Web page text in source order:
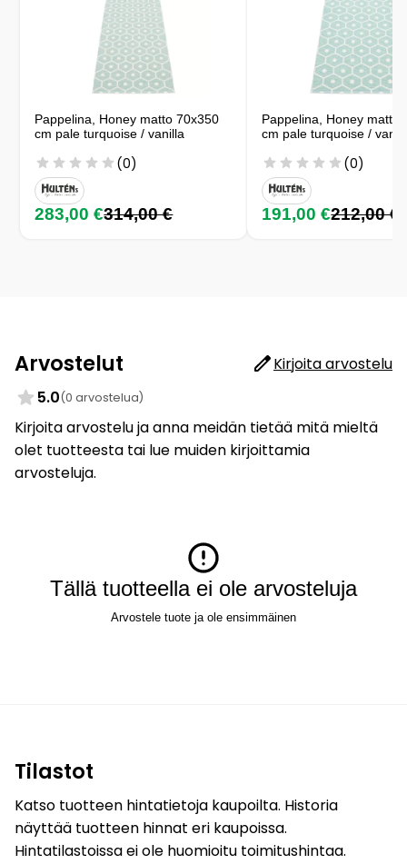
Pappelina, Honey matto 70x350
cm pale turquoise / vanilla
(0)
283,00 €314,00 €
Pappelina, Honey matto
cm pale turquoise /
(0)
191,00 €212,00 €
Arvostelut
Kirjoita arvostelu
5.0(0 arvostelua)
Kirjoita arvostelu ja anna meidän tietää mitä mieltä
olet tuotteesta tai lue muiden kirjoittamia
arvosteluja.
Tällä tuotteella ei ole arvosteluja
Arvostele tuote ja ole ensimmäinen
Tilastot
Katso tuotteen hintatietoja kaupoilta. Historia
näyttää tuotteen hinnat eri kaupoissa.
Hintatilastoissa ei ole huomioitu toimitushintaa.